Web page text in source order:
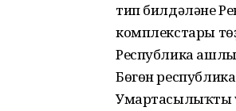
тип билдәләне
комплекстары
Республика
Бөгөн
Умартасылыҡты